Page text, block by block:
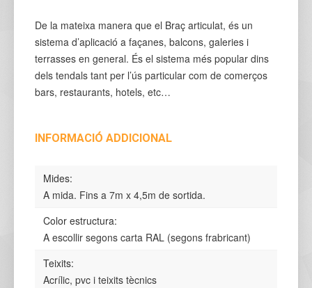
De la mateixa manera que el Braç articulat, és un
sistema d’aplicació a façanes, balcons, galeries i
terrasses en general. És el sistema més popular dins
dels tendals tant per l’ús particular com de comerços
bars, restaurants, hotels, etc…
INFORMACIÓ ADDICIONAL
Mides:
A mida. Fins a 7m x 4,5m de sortida.
Color estructura:
A escollir segons carta RAL (segons frabricant)
Teixits:
Acrílic, pvc i teixits tècnics